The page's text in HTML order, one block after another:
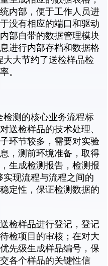
内部，便于工作人员进
没有相应的端口和驱动
部自带的数据管理模块
进行内部存档和数据格
大节约了送检样品检
。
测的核心业务流程标
送检样品的技术处理、
环节较多，需要对实验
，测前环境准备，取得
生成检测报告，检测报
现流程与流程之间的
定性，保证检测数据的
检样品进行登记，登记
检项目的审核；在对大
先级生成样品编号，保
各个样品的关键性信